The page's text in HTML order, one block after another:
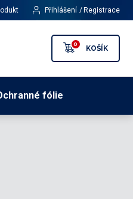
Přihlášení Registrace
0 KOŠÍK
fólie